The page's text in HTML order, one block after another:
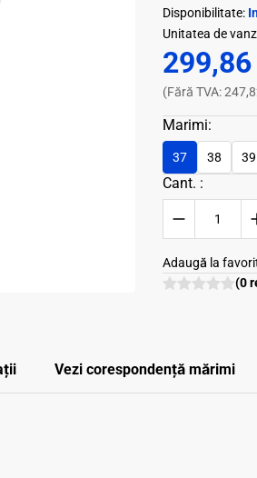
Disponibilitate:
Unitatea de
299,86
(Fără TVA:
Marimi:
37 38 39
Cant. :
Adaugă la
(0
Vezi corespondenţă mărimi